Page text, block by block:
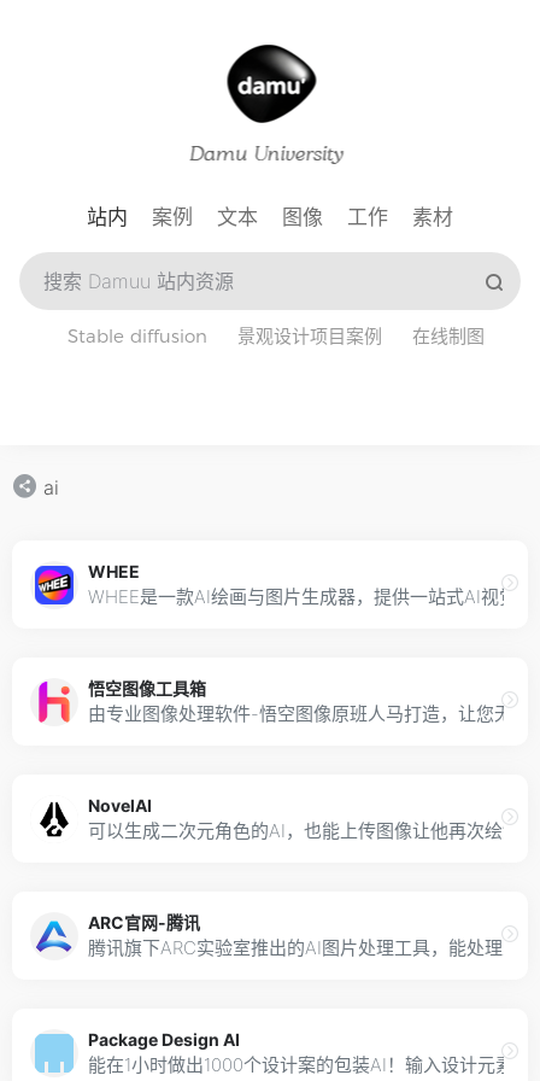
站内 案例 文本 图像 工作 素材
Stable diffusion 景观设计项目案例 在线制图
ai
WHEE
WHEE是一款AI绘画与图片生成器，提供一站式AI视觉
悟空图像工具箱
由专业图像处理软件-悟空图像原班人马打造，让您无
NovelAI
可以生成二次元角色的AI，也能上传图像让他再次绘制
ARC官网-腾讯
腾讯旗下ARC实验室推出的AI图片处理工具，能处理人
Package Design AI
能在1小时做出1000个设计案的包装AI！输入设计元素